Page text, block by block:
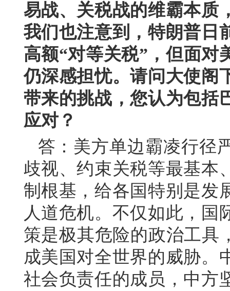
易战、关税战的维霸本质
我们也注意到，特朗普日
高额“对等关税”，但面对
仍深感担忧。请问大使阁
带来的挑战，您认为包括
应对？
答：美方单边霸凌行径
歧视、约束关税等最基本
制根基，给各国特别是发
人道危机。不仅如此，国
策是极其危险的政治工具
成美国对全世界的威胁。
社会负责任的成员，中方